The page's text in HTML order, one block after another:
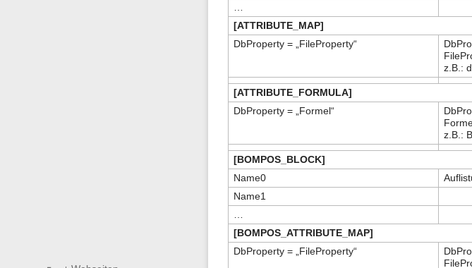
[ATTRIBUTE_MAP]
DbProperty = „FileProperty“
z.B.:
[ATTRIBUTE_FORMULA]
DbProperty = „Formel“
z.B.:
[BOMPOS_BLOCK]
Name0
Name1
[BOMPOS_ATTRIBUTE_MAP]
DbProperty = „FileProperty“